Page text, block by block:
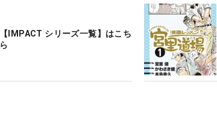
【IMPACT シリーズ一覧】はこち
ら